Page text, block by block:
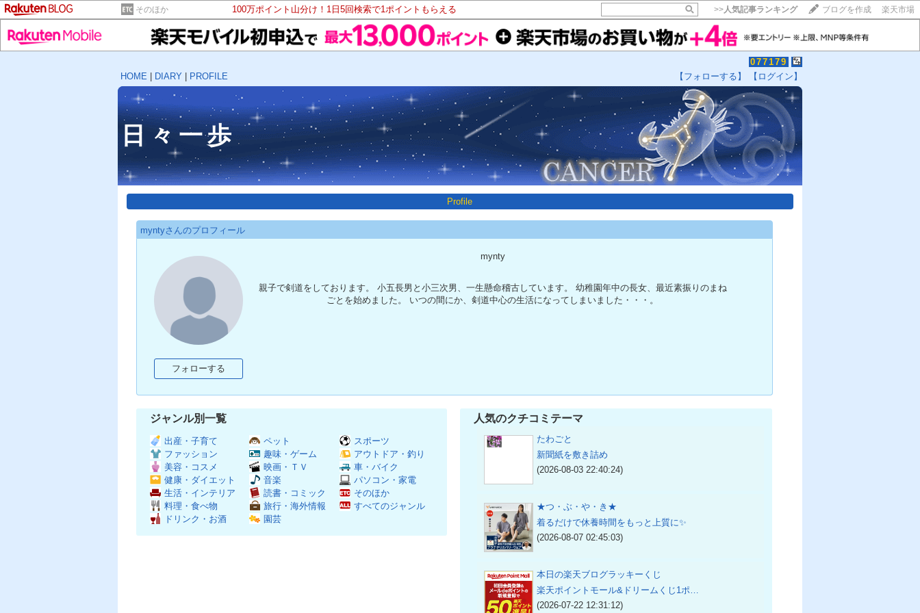
そのほか 100万ポイント山分け！1日5回検索で1ポイントもらえる >>人気記事ランキング ブログを作成 楽天市場
077179
HOME
DIARY PROFILE 【フォローする】 【ログイン】
日々一歩
Profile
myntyさんのプロフィール
フォローする
mynty
親子で剣道をしております。 小五長男と小三次男、一生懸命稽古しています。 幼稚園年中の長女、最近素振りのまね
ごとを始めました。 いつの間にか、剣道中心の生活になってしまいました・・・。
ジャンル別一覧
出産・子育て
ファッション
美容・コスメ
健康・ダイエット
生活・インテリア
料理・食べ物
ドリンク・お酒
ペット
趣味・ゲーム
映画・ＴＶ
音楽
読書・コミック
旅行・海外情報
園芸
スポーツ
アウトドア・釣り
車・バイク
パソコン・家電
そのほか
すべてのジャンル
人気のクチコミテーマ
たわごと
新聞紙を敷き詰め
(2026-08-03 22:40:24)
★つ・ぶ・や・き★
着るだけで休養時間をもっと上質に✨
(2026-08-07 02:45:03)
本日の楽天ブログラッキーくじ
楽天ポイントモール&ドリームくじ1ポ…
(2026-07-22 12:31:12)